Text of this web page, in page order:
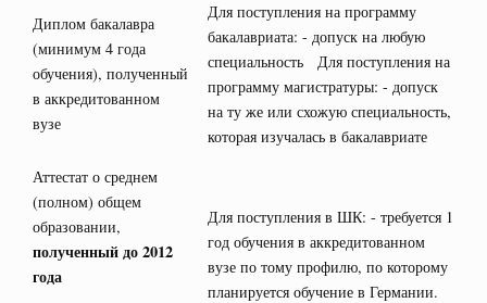
Диплом бакалавра
(минимум 4 года
обучения), полученный
в аккредитованном
вузе
Для поступления на программу
бакалавриата: - допуск на любую
специальность Для поступления на
программу магистратуры: - допуск
на ту же или схожую специальность,
которая изучалась в бакалавриате
Аттестат о среднем
(полном) общем
образовании,
полученный до 2012
года
Для поступления в ШК: - требуется 1
год обучения в аккредитованном
вузе по тому профилю, по которому
планируется обучение в Германии.